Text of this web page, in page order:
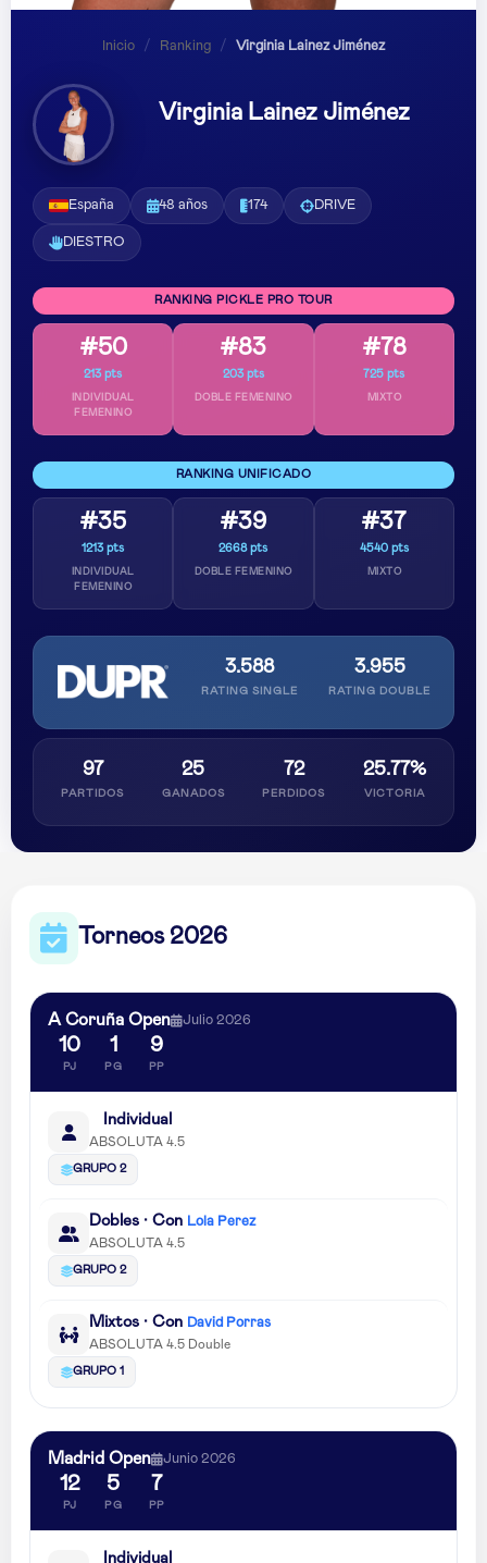
Inicio / Ranking / Virginia Lainez Jiménez
Virginia Lainez Jiménez
España 48 años 174 DRIVE
DIESTRO
RANKING PICKLE PRO TOUR
#50
213 pts
INDIVIDUAL
FEMENINO
#83
203 pts
DOBLE FEMENINO
#78
725 pts
MIXTO
RANKING UNIFICADO
#35
1213 pts
INDIVIDUAL
FEMENINO
#39
2668 pts
DOBLE FEMENINO
#37
4540 pts
MIXTO
3.588
RATING SINGLE
3.955
RATING DOUBLE
97
PARTIDOS
25
GANADOS
72
PERDIDOS
25.77%
VICTORIA
Torneos 2026
A Coruña Open Julio 2026
10
PJ
1
PG
9
PP
Individual
ABSOLUTA 4.5
GRUPO 2
Dobles · Con Lola Perez
ABSOLUTA 4.5
GRUPO 2
Mixtos · Con David Porras
ABSOLUTA 4.5 Double
GRUPO 1
Madrid Open Junio 2026
12
PJ
5
PG
7
PP
Individual